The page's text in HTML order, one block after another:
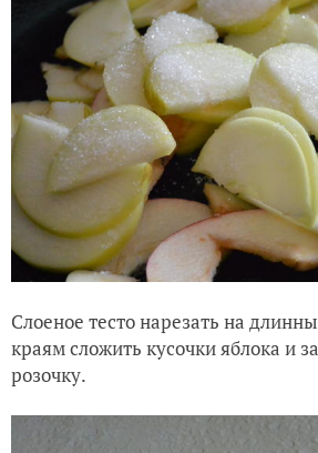
Слоеное тесто нарезать на
краям сложить кусочки яблока и
розочку.